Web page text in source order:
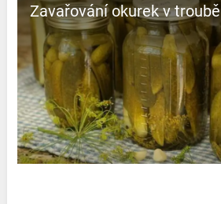
Zavařování okurek v troubě